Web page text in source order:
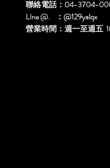
聯絡電話：04-3704-
LIne @. ： @129yalqx
營業時間：週一至週五